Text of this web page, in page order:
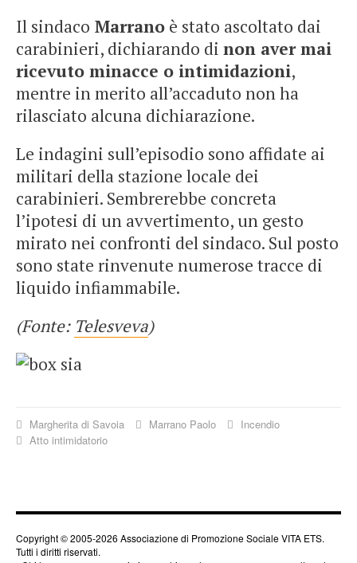
Il sindaco Marrano è stato ascoltato dai
carabinieri, dichiarando di non aver mai
ricevuto minacce o intimidazioni,
mentre in merito all’accaduto non ha
rilasciato alcuna dichiarazione.
Le indagini sull’episodio sono affidate ai
militari della stazione locale dei
carabinieri. Sembrerebbe concreta
l’ipotesi di un avvertimento, un gesto
mirato nei confronti del sindaco. Sul posto
sono state rinvenute numerose tracce di
liquido infiammabile.
(Fonte: Telesveva)
Margherita di Savoia Marrano Paolo
Incendio
Atto intimidatorio
Copyright © 2005-2026 Associazione di Promozione Sociale VITA ETS.
Tutti i diritti riservati.